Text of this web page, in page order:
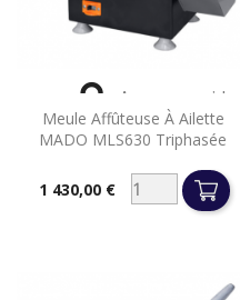
Meule Affûteuse À Ailette
MADO MLS630 Triphasée
Prix1 430,00 €
 Aperçu rapide